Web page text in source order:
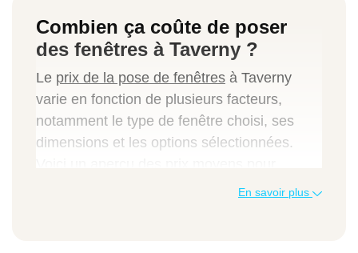
Combien ça coûte de poser
des fenêtres à Taverny ?
Le prix de la pose de fenêtres à Taverny
varie en fonction de plusieurs facteurs,
notamment le type de fenêtre choisi, ses
dimensions et les options sélectionnées.
En savoir plus